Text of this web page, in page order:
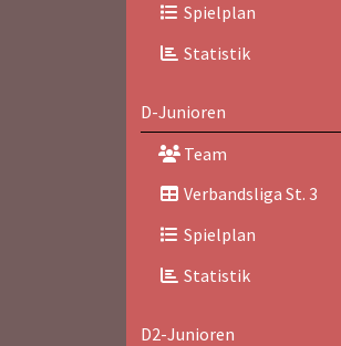
Spielplan
Statistik
D-Junioren
Team
Verbandsliga St. 3
Spielplan
Statistik
D2-Junioren